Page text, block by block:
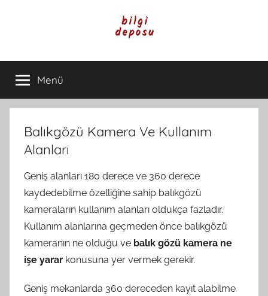
Bilgi
Deposu
Günlük
Yaşam
ve
Rehber
İçerikleri
Menü
Balıkgözü Kamera Ve Kullanım
Alanları
Geniş alanları 180 derece ve 360 derece
kaydedebilme özelliğine sahip balıkgözü
kameraların kullanım alanları oldukça fazladır.
Kullanım alanlarına geçmeden önce balıkgözü
kameranın ne olduğu ve balık gözü kamera ne
işe yarar konusuna yer vermek gerekir.
Geniş mekanlarda 360 dereceden kayıt alabilme